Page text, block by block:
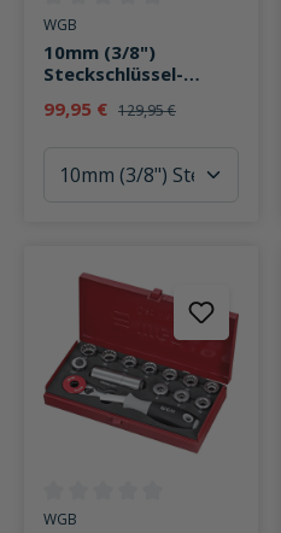
Durchschnittliche Bewertung
WGB
10mm (3/8")
Steckschlüssel-
99,95 € 129,95 €
Durchschnittliche Bewertung
WGB